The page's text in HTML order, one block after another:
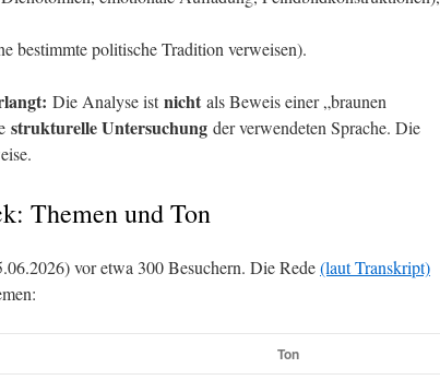
bestimmte politische Tradition verweisen).
Die Analyse istnicht als Beweis einer „braunen
strukturelle Untersuchung der verwendeten Sprache. Die
Themen und Ton
vor etwa 300 Besuchern. Die Rede(laut Transkript)
Ton